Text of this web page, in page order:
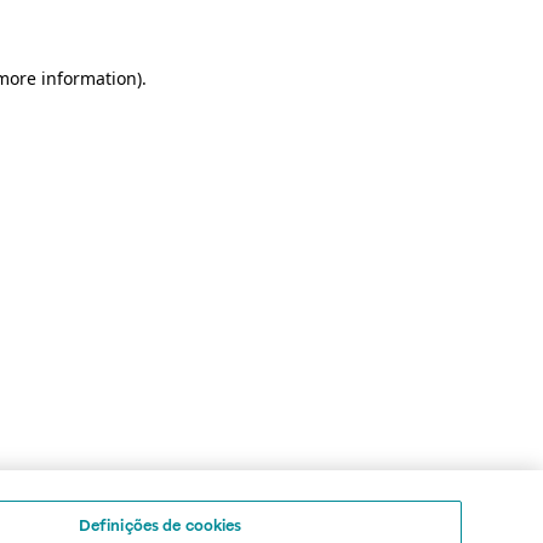
information).
Definições de cookies